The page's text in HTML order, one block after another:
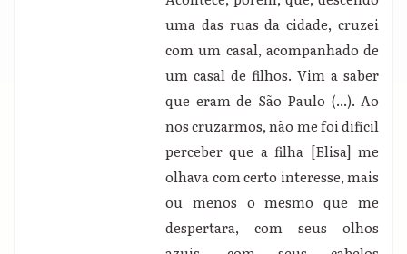
uma das ruas da cidade, cruzei
com um casal, acompanhado de
um casal de filhos. Vim a saber
que eram de São Paulo (...). Ao
nos cruzarmos, não me foi difícil
perceber que a filha [Elisa] me
olhava com certo interesse, mais
ou menos o mesmo que me
despertara, com seus olhos